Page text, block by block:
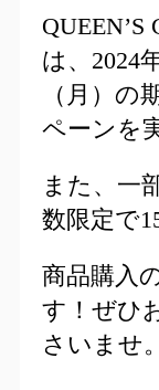
は、2024
（月）の
ペーンを
また、一
数限定で
商品購入
す！ぜひ
さいませ。